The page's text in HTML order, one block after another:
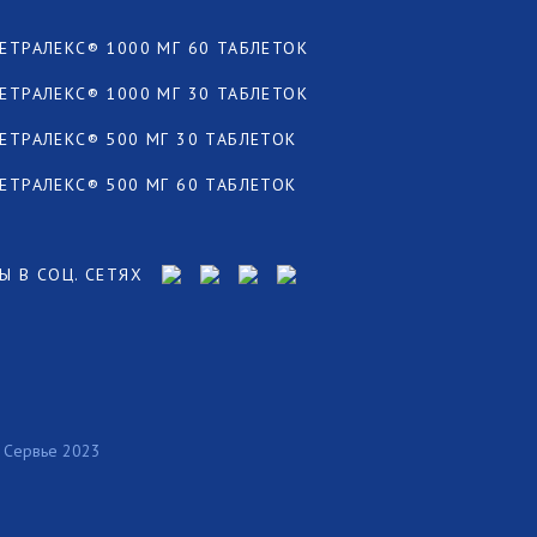
1000 МГ 60 ТАБЛЕТОК
1000 МГ 30 ТАБЛЕТОК
500 МГ 30 ТАБЛЕТОК
500 МГ 60 ТАБЛЕТОК
В СОЦ. СЕТЯХ
2023